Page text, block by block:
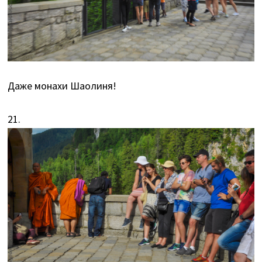
Даже монахи Шаолиня!
21.